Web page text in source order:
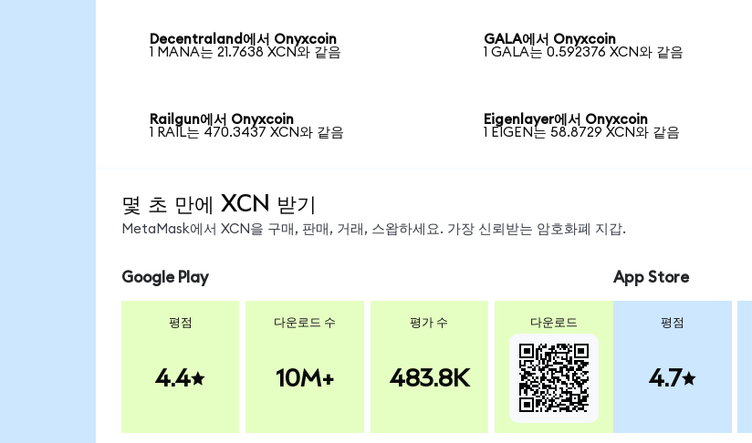
Decentraland에서 Onyxcoin
1 MANA는 21.7638 XCN와 같음
GALA에서 Onyxcoin
1 GALA는 0.592376 XCN와 같음
Railgun에서 Onyxcoin
1 RAIL는 470.3437 XCN와 같음
Eigenlayer에서 Onyxcoin
1 EIGEN는 58.8729 XCN와 같음
몇 초 만에 XCN 받기
MetaMask에서 XCN을 구매, 판매, 거래, 스왑하세요. 가장 신뢰받는 암호화폐 지갑.
Google Play
평점
4.4
다운로드 수
10M+
평가 수
483.8K
다운로드
App Store
평점
4.7